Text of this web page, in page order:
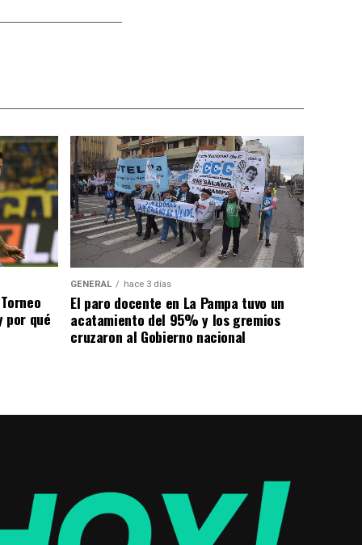
por qué
GENERAL hace 3 días
El paro docente en La Pampa tuvo un
acatamiento del 95% y los gremios
cruzaron al Gobierno nacional